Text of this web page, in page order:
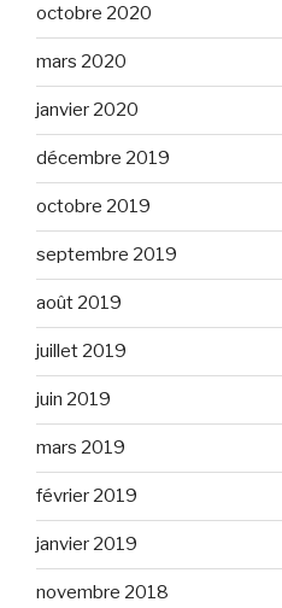
octobre 2020
mars 2020
janvier 2020
décembre 2019
octobre 2019
septembre 2019
août 2019
juillet 2019
juin 2019
mars 2019
février 2019
janvier 2019
novembre 2018